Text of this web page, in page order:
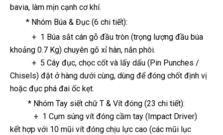
bavia, làm mịn cạnh cơ khí.
* Nhóm Búa & Đục (6 chi tiết):
+ 1 Búa sắt cán gỗ đầu tròn (trọng lượng đầu búa
khoảng 0.7 Kg) chuyên gõ xỉ hàn, nắn phôi.
+ 5 Cây đục, chọc cốt và lấy dấu (Pin Punches /
Chisels) đặt ở hàng dưới cùng, dùng để đóng chốt định vị
hoặc đục phá đai ốc kẹt.
* Nhóm Tay siết chữ T & Vít đóng (23 chi tiết):
+ 1 Cụm súng vít đóng cầm tay (Impact Driver)
kết hợp với 10 mũi vít đóng chịu lực cao (các mũi lục